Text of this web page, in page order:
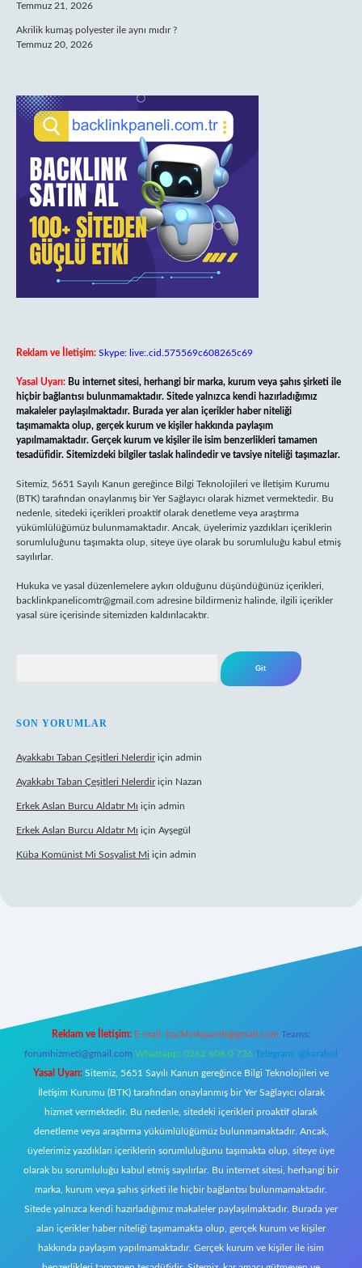
Temmuz 21, 2026
Akrilik kumaş polyester ile aynı mıdır ?
Temmuz 20, 2026
Reklam ve İletişim: Skype: live:.cid.575569c608265c69
Yasal Uyarı: Bu internet sitesi, herhangi bir marka, kurum veya şahıs şirketi ile
hiçbir bağlantısı bulunmamaktadır. Sitede yalnızca kendi hazırladığımız
makaleler paylaşılmaktadır. Burada yer alan içerikler haber niteliği
taşımamakta olup, gerçek kurum ve kişiler hakkında paylaşım
yapılmamaktadır. Gerçek kurum ve kişiler ile isim benzerlikleri tamamen
tesadüfidir. Sitemizdeki bilgiler taslak halindedir ve tavsiye niteliği taşımazlar.
Sitemiz, 5651 Sayılı Kanun gereğince Bilgi Teknolojileri ve İletişim Kurumu
(BTK) tarafından onaylanmış bir Yer Sağlayıcı olarak hizmet vermektedir. Bu
nedenle, sitedeki içerikleri proaktif olarak denetleme veya araştırma
yükümlülüğümüz bulunmamaktadır. Ancak, üyelerimiz yazdıkları içeriklerin
sorumluluğunu taşımakta olup, siteye üye olarak bu sorumluluğu kabul etmiş
sayılırlar.
Hukuka ve yasal düzenlemelere aykırı olduğunu düşündüğünüz içerikleri,
backlinkpanelicomtr@gmail.com adresine bildirmeniz halinde, ilgili içerikler
yasal süre içerisinde sitemizden kaldırılacaktır.
SON YORUMLAR
Ayakkabı Taban Çeşitleri Nelerdiriçin admin
Ayakkabı Taban Çeşitleri Nelerdiriçin Nazan
Erkek Aslan Burcu Aldatır Mı için admin
Erkek Aslan Burcu Aldatır Mı için Ayşegül
Küba Komünist Mi Sosyalist Mi için admin
Reklam ve İletişim: E-mail: backlinkpaneli@gmail.com Teams:
forumhizmeti@gmail.com Whatsapp: 0262 606 0 726 Telegram: @karabul
Yasal Uyarı: Sitemiz, 5651 Sayılı Kanun gereğince Bilgi Teknolojileri ve
İletişim Kurumu (BTK) tarafından onaylanmış bir Yer Sağlayıcı olarak
hizmet vermektedir. Bu nedenle, sitedeki içerikleri proaktif olarak
denetleme veya araştırma yükümlülüğümüz bulunmamaktadır. Ancak,
üyelerimiz yazdıkları içeriklerin sorumluluğunu taşımakta olup, siteye üye
olarak bu sorumluluğu kabul etmiş sayılırlar. Bu internet sitesi, herhangi bir
marka, kurum veya şahıs şirketi ile hiçbir bağlantısı bulunmamaktadır.
Sitede yalnızca kendi hazırladığımız makaleler paylaşılmaktadır. Burada yer
alan içerikler haber niteliği taşımamakta olup, gerçek kurum ve kişiler
hakkında paylaşım yapılmamaktadır. Gerçek kurum ve kişiler ile isim